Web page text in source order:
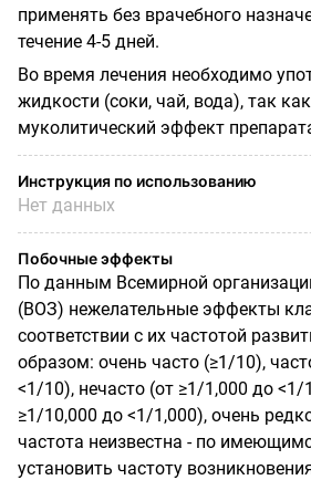
применять без врачебного
течение 4-5 дней.
Во время лечения необходимо
жидкости (соки, чай, вода), так
муколитический эффект
Инструкция по использованию
Нет данных
Побочные эффекты
По данным Всемирной
(ВОЗ) нежелательные эффекты
соответствии с их частотой
образом: очень часто (≥1/10),
<1/10), нечасто (от ≥1/1,000 до <1/
≥1/10,000 до <1/1,000), очень
частота неизвестна - по
установить частоту